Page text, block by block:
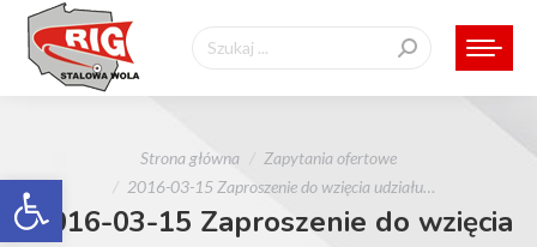
Otwórz pasek narzędzi
Szukaj:
Strona główna
Zapytania ofertowe
2016-03-15 Zaproszenie do wzięcia udziału…
2016-03-15 Zaproszenie do wzięcia